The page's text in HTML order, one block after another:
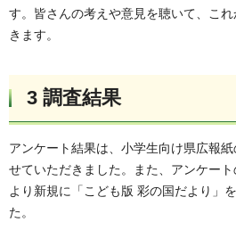
す。皆さんの考えや意見を聴いて、こ
きます。
3 調査結果
アンケート結果は、小学生向け県広報
せていただきました。また、アンケー
より新規に「こども版 彩の国だより」
た。